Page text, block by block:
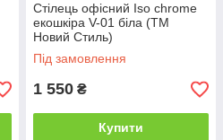
Стілець офісний Iso chrome
екошкіра V-01 біла (ТМ
Новий Стиль)
Під замовлення
1 550 ₴
Купити